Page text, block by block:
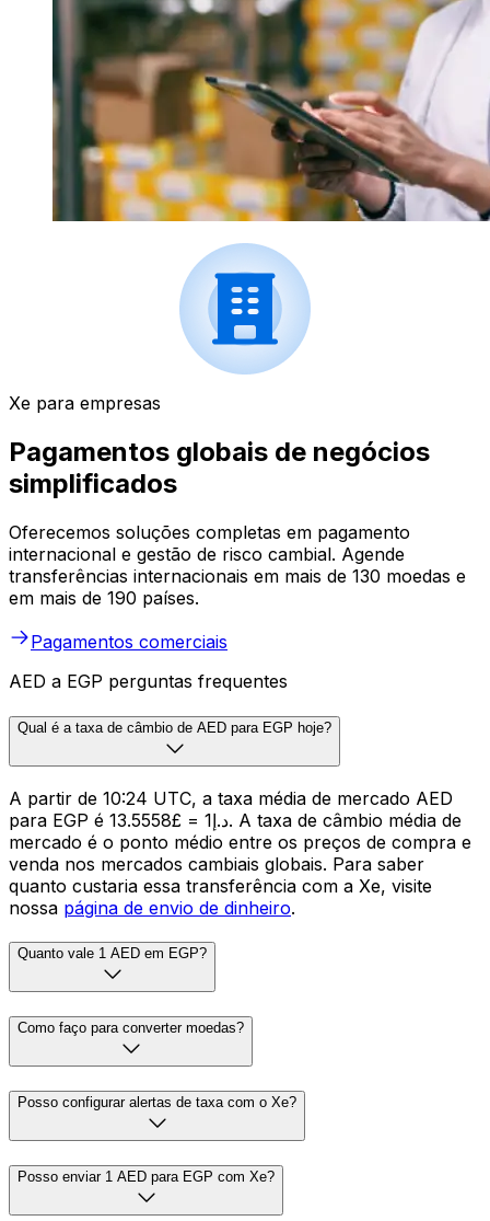
Xe para empresas
Pagamentos globais de negócios
simplificados
Oferecemos soluções completas em pagamento
internacional e gestão de risco cambial. Agende
transferências internacionais em mais de 130 moedas e
em mais de 190 países.
Pagamentos comerciais
AED a EGP perguntas frequentes
Qual é a taxa de câmbio de AED para EGP hoje?
A partir de 10:24 UTC, a taxa média de mercado AED
para EGP é د.إ1 = £13.5558. A taxa de câmbio média de
mercado é o ponto médio entre os preços de compra e
venda nos mercados cambiais globais. Para saber
quanto custaria essa transferência com a Xe, visite
nossa página de envio de dinheiro.
Quanto vale 1 AED em EGP?
Como faço para converter moedas?
Posso configurar alertas de taxa com o Xe?
Posso enviar 1 AED para EGP com Xe?